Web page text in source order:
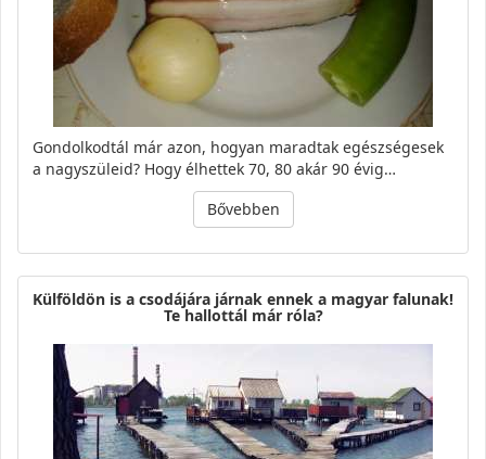
Gondolkodtál már azon, hogyan maradtak egészségesek
a nagyszüleid? Hogy élhettek 70, 80 akár 90 évig…
Bővebben
Külföldön is a csodájára járnak ennek a magyar falunak!
Te hallottál már róla?